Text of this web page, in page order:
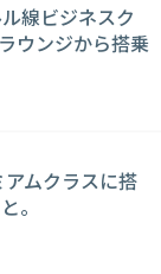
線ビジネスク
ウンジから搭乗
アムクラスに搭
。